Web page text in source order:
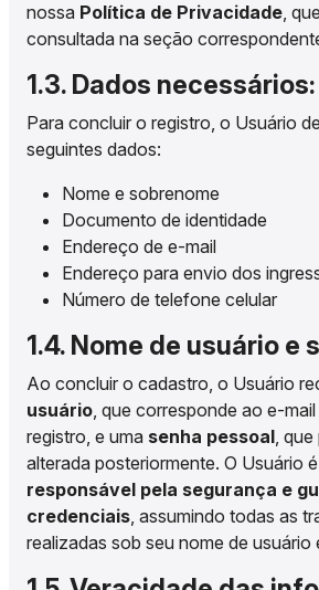
nossa Política de Privacidade,
consultada na seção
1.3. Dados necessários:
Para concluir o registro, o Usuário
seguintes dados:
Nome e sobrenome
Documento de identidade
Endereço de e-mail
Endereço para envio dos
Número de telefone celular
1.4. Nome de usuário e
Ao concluir o cadastro, o Usuário
usuário, que corresponde ao e-
registro, e uma senha pessoal,
alterada posteriormente. O Usuário é
responsável pela segurança e
credenciais, assumindo todas as
realizadas sob seu nome de usuário